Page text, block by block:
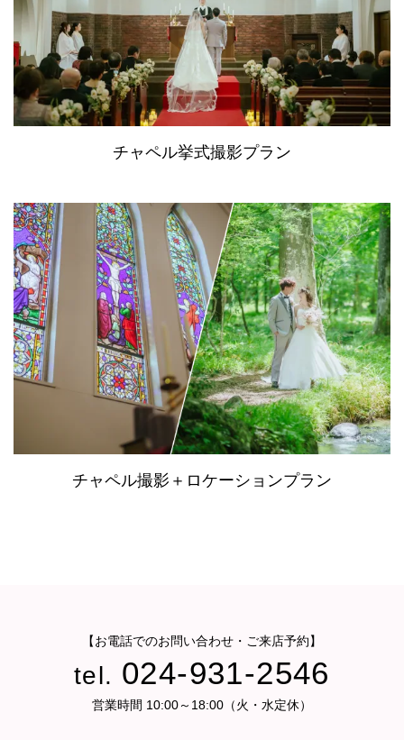
チャペル挙式撮影プラン
チャペル撮影＋ロケーションプラン
【お電話でのお問い合わせ・ご来店予約】
tel. 024-931-2546
営業時間 10:00～18:00（火・水定休）